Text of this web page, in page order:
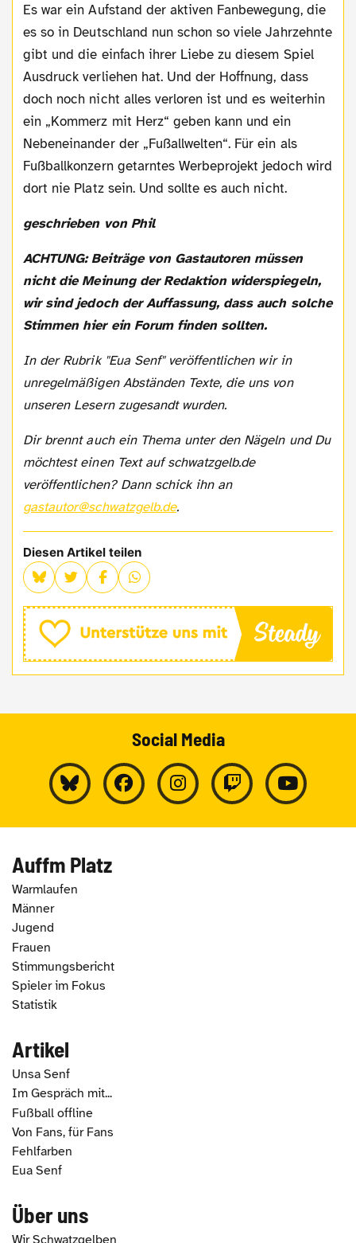
Es war ein Aufstand der aktiven Fanbewegung, die
es so in Deutschland nun schon so viele Jahrzehnte
gibt und die einfach ihrer Liebe zu diesem Spiel
Ausdruck verliehen hat. Und der Hoffnung, dass
doch noch nicht alles verloren ist und es weiterhin
ein „Kommerz mit Herz“ geben kann und ein
Nebeneinander der „Fußallwelten“. Für ein als
Fußballkonzern getarntes Werbeprojekt jedoch wird
dort nie Platz sein. Und sollte es auch nicht.
geschrieben von Phil
ACHTUNG: Beiträge von Gastautoren müssen
nicht die Meinung der Redaktion widerspiegeln,
wir sind jedoch der Auffassung, dass auch solche
Stimmen hier ein Forum finden sollten.
In der Rubrik "Eua Senf" veröffentlichen wir in
unregelmäßigen Abständen Texte, die uns von
unseren Lesern zugesandt wurden.
Dir brennt auch ein Thema unter den Nägeln und Du
möchtest einen Text auf schwatzgelb.de
veröffentlichen? Dann schick ihn an
gastautor@schwatzgelb.de.
Diesen Artikel teilen
Social Media
Auffm Platz
Warmlaufen
Männer
Jugend
Frauen
Stimmungsbericht
Spieler im Fokus
Statistik
Artikel
Unsa Senf
Im Gespräch mit...
Fußball offline
Von Fans, für Fans
Fehlfarben
Eua Senf
Über uns